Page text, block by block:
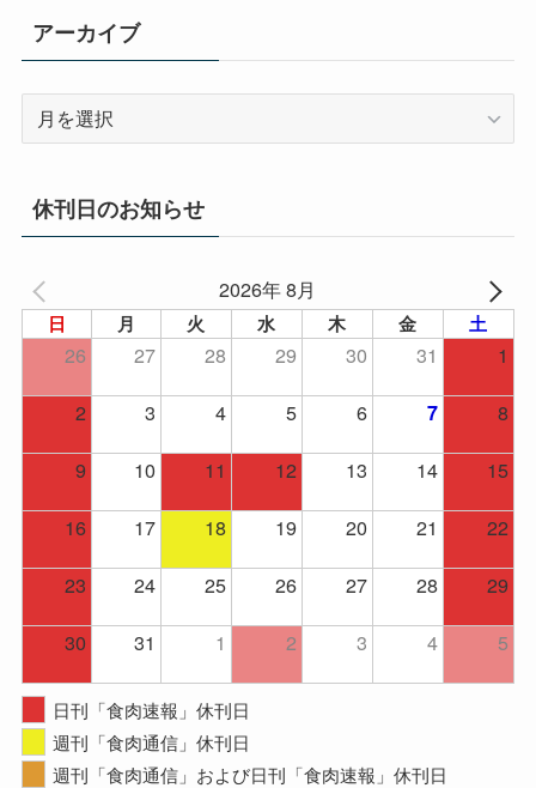
アーカイブ
イ
ブ
休刊日のお知らせ
2026年 8月
日 月 火 水 木 金 土
26 27 28 29 30 31
1
2
3 4 5 6 7
8
9
10 11 12 13 14
15
16
17 18 19 20 21
22
23
24 25 26 27 28
29
30
31 1 2 3 4 5
日刊「食肉速報」休刊日
週刊「食肉通信」休刊日
週刊「食肉通信」および日刊「食肉速報」休刊日